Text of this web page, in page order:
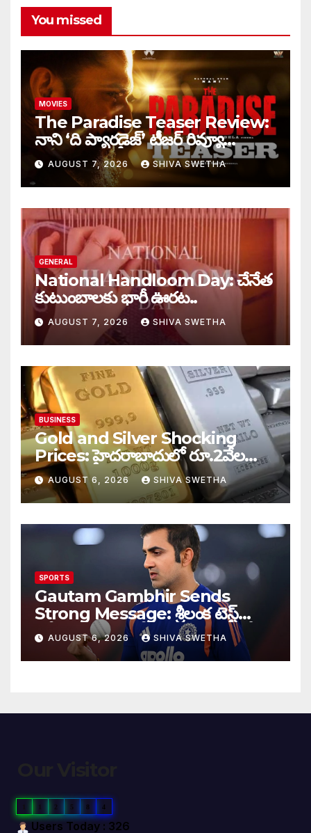
You missed
MOVIES
The Paradise Teaser Review:
నాని ‘ది ప్యారడైజ్’ టీజర్ రివ్యూ…
AUGUST 7, 2026 SHIVA SWETHA
GENERAL
National Handloom Day: చేనేత
కుటుంబాలకు భారీ ఊరట..
AUGUST 7, 2026 SHIVA SWETHA
BUSINESS
Gold and Silver Shocking
Prices: హైదరాబాదులో రూ.2వేల
900 పెరిగిన తులం రేటు…
AUGUST 6, 2026 SHIVA SWETHA
SPORTS
Gautam Gambhir Sends
Strong Message: శ్రీలంక టెస్ట్
సిరీస్‌కు ముందు టీమిండియాకు గంభీర్
వార్నింగ్…
AUGUST 6, 2026 SHIVA SWETHA
1 1 2 5 8 4
Users Today : 326